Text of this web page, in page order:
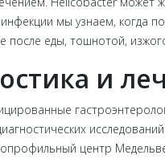
мы узнаем, когда
после еды, тошнотой,
и
центр